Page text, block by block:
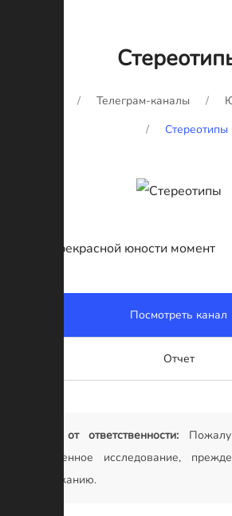
Телеграм-каналы
Стереотипы
Твоей прекрасной юности момент
Посмотреть канал
Отчет
Отказ от ответственности:
собственное исследование,
содержанию.